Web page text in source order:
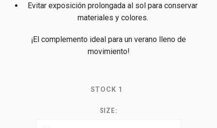
Evitar exposición prolongada al sol para conservar
materiales y colores.
¡El complemento ideal para un verano lleno de
movimiento!
STOCK 1
SIZE: